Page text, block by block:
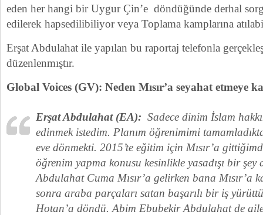
eden her hangi bir Uygur Çin’e döndüğünde derhal
edilerek hapsedilibiliyor veya Toplama kamplarına
Erşat Abdulahat ile yapılan bu raportaj telefonla
düzenlenmıştır.
Global Voices (GV): Neden Mısır’a seyahat etmeye
Erşat Abdulahat (EA): Sadece dinim İslam
edinmek istedim. Planım öğrenimimi
eve dönmekti. 2015’te eğitim için Mısır’a
öğrenim yapma konusu kesinlikle yasadışı bir
Abdulahat Cuma Mısır’a gelirken bana Mısır’a
sonra araba parçaları satan başarılı bir iş
Hotan’a döndü. Abim Ebubekir Abdulahat de